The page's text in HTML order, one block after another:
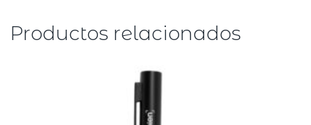
Productos relacionados